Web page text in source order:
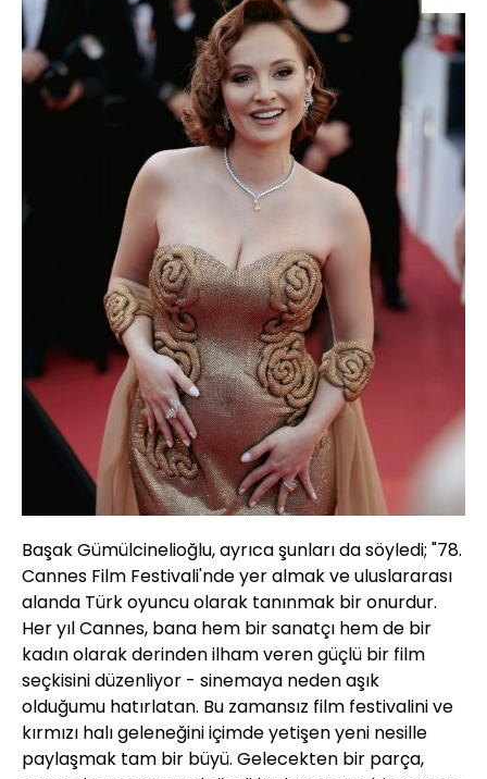
Başak Gümülcinelioğlu, ayrıca şunları da söyledi; "78.
Cannes Film Festivali'nde yer almak ve uluslararası
alanda Türk oyuncu olarak tanınmak bir onurdur.
Her yıl Cannes, bana hem bir sanatçı hem de bir
kadın olarak derinden ilham veren güçlü bir film
seçkisini düzenliyor - sinemaya neden aşık
olduğumu hatırlatan. Bu zamansız film festivalini ve
kırmızı halı geleneğini içimde yetişen yeni nesille
paylaşmak tam bir büyü. Gelecekten bir parça,